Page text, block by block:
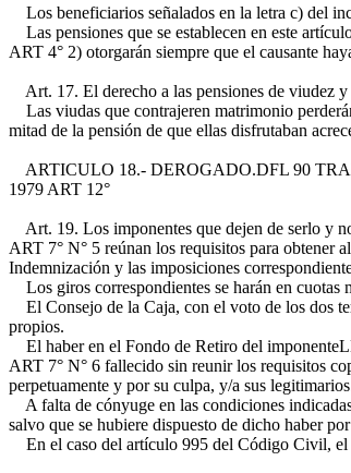
Los beneficiarios señalados en la letra c) del
Las pensiones que se establecen en este
ART 4° 2) otorgarán siempre que el causante
Art. 17. El derecho a las pensiones de viudez
Las viudas que contrajeren matrimonio
mitad de la pensión de que ellas disfrutaban
ARTICULO 18.- DEROGADO.DFL 90
1979 ART 12°
Art. 19. Los imponentes que dejen de serlo y
ART 7° N° 5 reúnan los requisitos para obtener
Indemnización y las imposiciones
Los giros correspondientes se harán en cuotas
El Consejo de la Caja, con el voto de los dos
propios.
El haber en el Fondo de Retiro del imponente
ART 7° N° 6 fallecido sin reunir los requisitos
perpetuamente y por su culpa, y/a sus
A falta de cónyuge en las condiciones
salvo que se hubiere dispuesto de dicho haber
En el caso del artículo 995 del Código Civil, el